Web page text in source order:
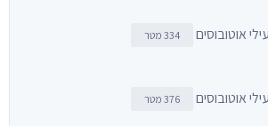
334 מטר
376 מטר